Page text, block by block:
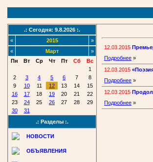
.: Сегодня: 9.8.2026 :.
«
2015
»
«
Март
»
Пн
Вт Ср Чт Пт Сб
Вс
1
2
3 4 5 6 7
8
9
10 11 12 13 14
15
16
17 18 19 20 21
22
23
24 25 26 27 28
29
30
31
.: Разделы :.
НОВОСТИ
ОБЪЯВЛЕНИЯ
12.03.2015
Подробнее »
12.03.2015
Подробнее »
12.03.2015
Подробнее »